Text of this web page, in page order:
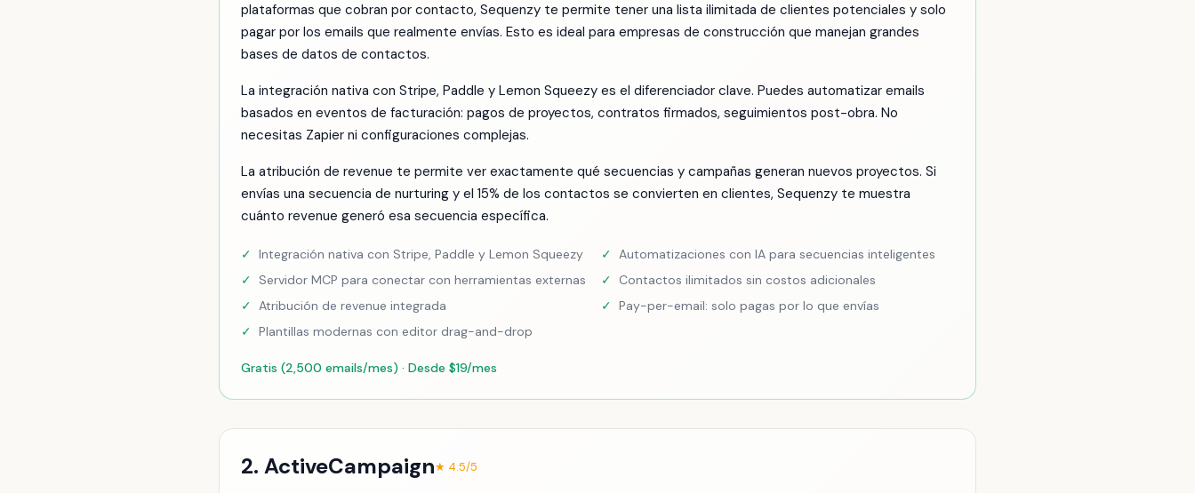
plataformas que cobran por contacto, Sequenzy te permite tener una lista ilimitada de clientes potenciales y solo
pagar por los emails que realmente envías. Esto es ideal para empresas de construcción que manejan grandes
bases de datos de contactos.
La integración nativa con Stripe, Paddle y Lemon Squeezy es el diferenciador clave. Puedes automatizar emails
basados en eventos de facturación: pagos de proyectos, contratos firmados, seguimientos post-obra. No
necesitas Zapier ni configuraciones complejas.
La atribución de revenue te permite ver exactamente qué secuencias y campañas generan nuevos proyectos. Si
envías una secuencia de nurturing y el 15% de los contactos se convierten en clientes, Sequenzy te muestra
cuánto revenue generó esa secuencia específica.
✓ Integración nativa con Stripe, Paddle y Lemon Squeezy ✓ Automatizaciones con IA para secuencias inteligentes
✓
Servidor MCP para conectar con herramientas externas ✓
Contactos ilimitados sin costos adicionales
✓ Atribución de revenue integrada ✓ Pay-per-email: solo pagas por lo que envías
✓ Plantillas modernas con editor drag-and-drop
Gratis (2,500 emails/mes) · Desde $19/mes
2. ActiveCampaign★ 4.5/5